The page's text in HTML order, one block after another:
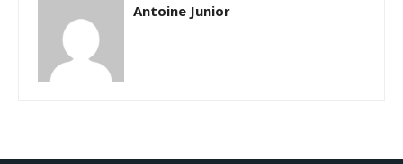
Antoine Junior